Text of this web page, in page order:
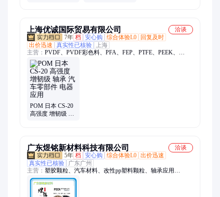
上海优诚国际贸易有限公司
洽谈
7年 档 安心购 综合体验L0
回复及时
出价迅速
真实性已核验
上海
主营： PVDF、PVDF彩色料、PFA、FEP、PTFE、PEEK、
PEI、PSU、PCTFE、ECTFE、PES
POM 日本 CS-20
高强度 增韧级 轴
广东煜铭新材料科技有限公司
洽谈
5年 档 安心购 综合体验L0 出价迅速
真实性已核验
广东广州
主营： 塑胶颗粒、汽车材料、改性pp塑料颗粒、轴承应用
PEEK、高密度塑胶原料、耐高温塑料、透明原料、弹性体塑料